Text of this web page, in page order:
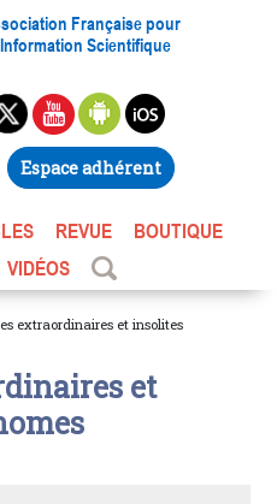
Française pour
Scientifique
Espace adhérent
REVUE
BOUTIQUE
VIDÉOS
extraordinaires et insolites
et